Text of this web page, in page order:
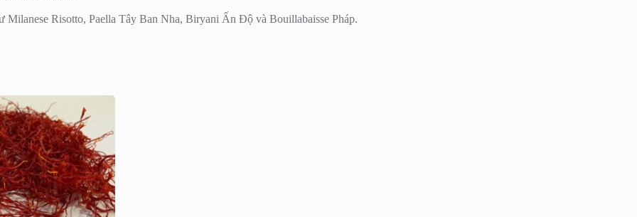
Risotto, Paella Tây Ban Nha, Biryani Ấn Độ và Bouillabaisse Pháp.